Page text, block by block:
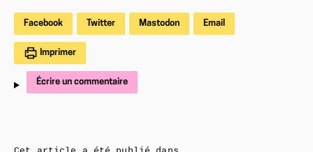
Facebook Twitter Mastodon Email
Imprimer
Écrire un commentaire